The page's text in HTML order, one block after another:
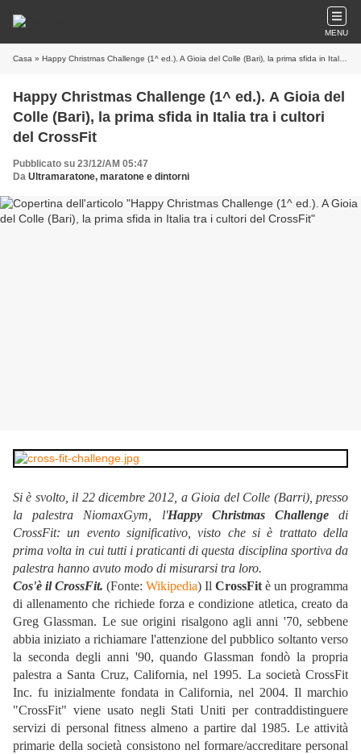
MENU
Casa » Happy Christmas Challenge (1^ ed.). A Gioia del Colle (Bari), la prima sfida in Italia tra i cultori del CrossFit
Happy Christmas Challenge (1^ ed.). A Gioia del
Colle (Bari), la prima sfida in Italia tra i cultori
del CrossFit
Pubblicato su 23/12/AM 05:47
Da Ultramaratone, maratone e dintorni
Si è svolto, il 22 dicembre 2012, a Gioia del Colle (Barri), presso
la palestra NiomaxGym, l'Happy Christmas Challengedi
CrossFit: un evento significativo, visto che si è trattato della
prima volta in cui tutti i praticanti di questa disciplina sportiva da
palestra hanno avuto modo di misurarsi tra loro.
Cos'è il CrossFit. (Fonte: Wikipedia) Il CrossFit è un programma
di allenamento che richiede forza e condizione atletica, creato da
Greg Glassman. Le sue origini risalgono agli anni '70, sebbene
abbia iniziato a richiamare l'attenzione del pubblico soltanto verso
la seconda degli anni '90, quando Glassman fondò la propria
palestra a Santa Cruz, California, nel 1995. La società CrossFit
Inc. fu inizialmente fondata in California, nel 2004. Il marchio
"CrossFit" viene usato negli Stati Uniti per contraddistinguere
servizi di personal fitness almeno a partire dal 1985. Le attività
primarie della società consistono nel formare/accreditare personal